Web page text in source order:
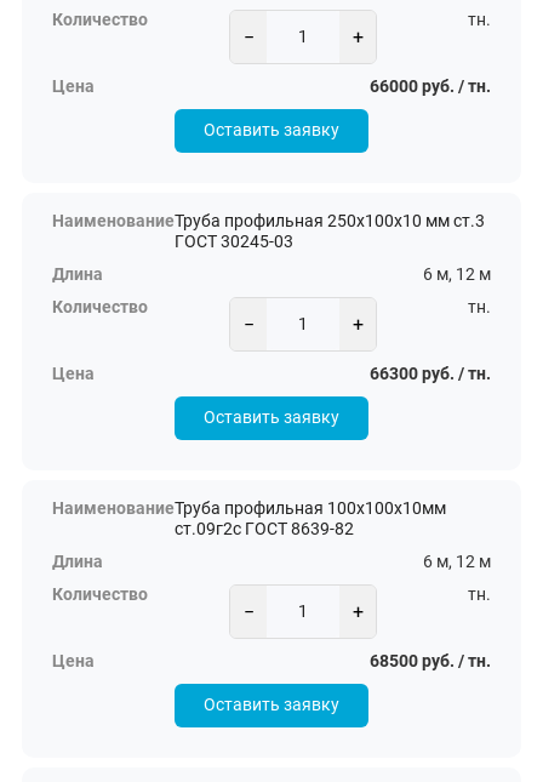
− +
тн.
66000 руб. / тн.
Оставить заявку
Труба профильная 250х100х10 мм ст.3
ГОСТ 30245-03
6 м, 12 м
− +
тн.
66300 руб. / тн.
Оставить заявку
Труба профильная 100х100х10мм
ст.09г2с ГОСТ 8639-82
6 м, 12 м
− +
тн.
68500 руб. / тн.
Оставить заявку